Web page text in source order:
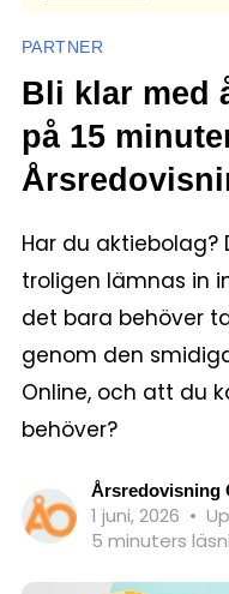
PARTNER
Bli klar med
på 15
Har du aktiebolag?
troligen lämnas in
det bara behöver
genom den
Online, och att du
behöver?
Årsredovisning
1 juni, 2026 •
5 minuters